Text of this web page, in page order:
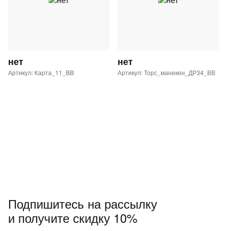
нет
Артикул: Карта_11_BB
нет
Артикул: Торс_манекен_ДР34_ВВ
Подпишитесь на рассылку
и получите скидку 10%